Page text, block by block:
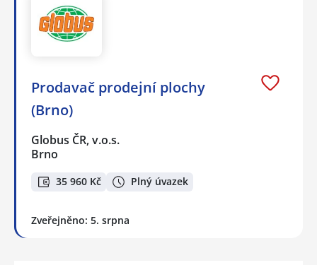
Prodavač prodejní plochy
(Brno)
Globus ČR, v.o.s.
Brno
35 960 Kč Plný úvazek
Zveřejněno: 5. srpna